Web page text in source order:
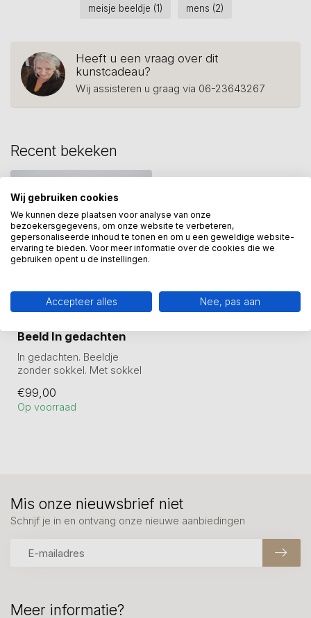
meisje beeldje (1) mens (2)
Heeft u een vraag over dit
kunstcadeau?
Wij assisteren u graag via 06-23643267
Recent bekeken
Beeld In gedachten
In gedachten. Beeldje
zonder sokkel. Met sokkel
Hoogte 12 cm
€99,00
Op voorraad
Meer informatie?
Mis onze nieuwsbrief niet
Schrijf je in en ontvang onze nieuwe aanbiedingen
Wij gebruiken cookies
We kunnen deze plaatsen voor analyse van onze
bezoekersgegevens, om onze website te verbeteren,
gepersonaliseerde inhoud te tonen en om u een geweldige website-
ervaring te bieden. Voor meer informatie over de cookies die we
gebruiken opent u de instellingen.
Accepteer alles Nee, pas aan